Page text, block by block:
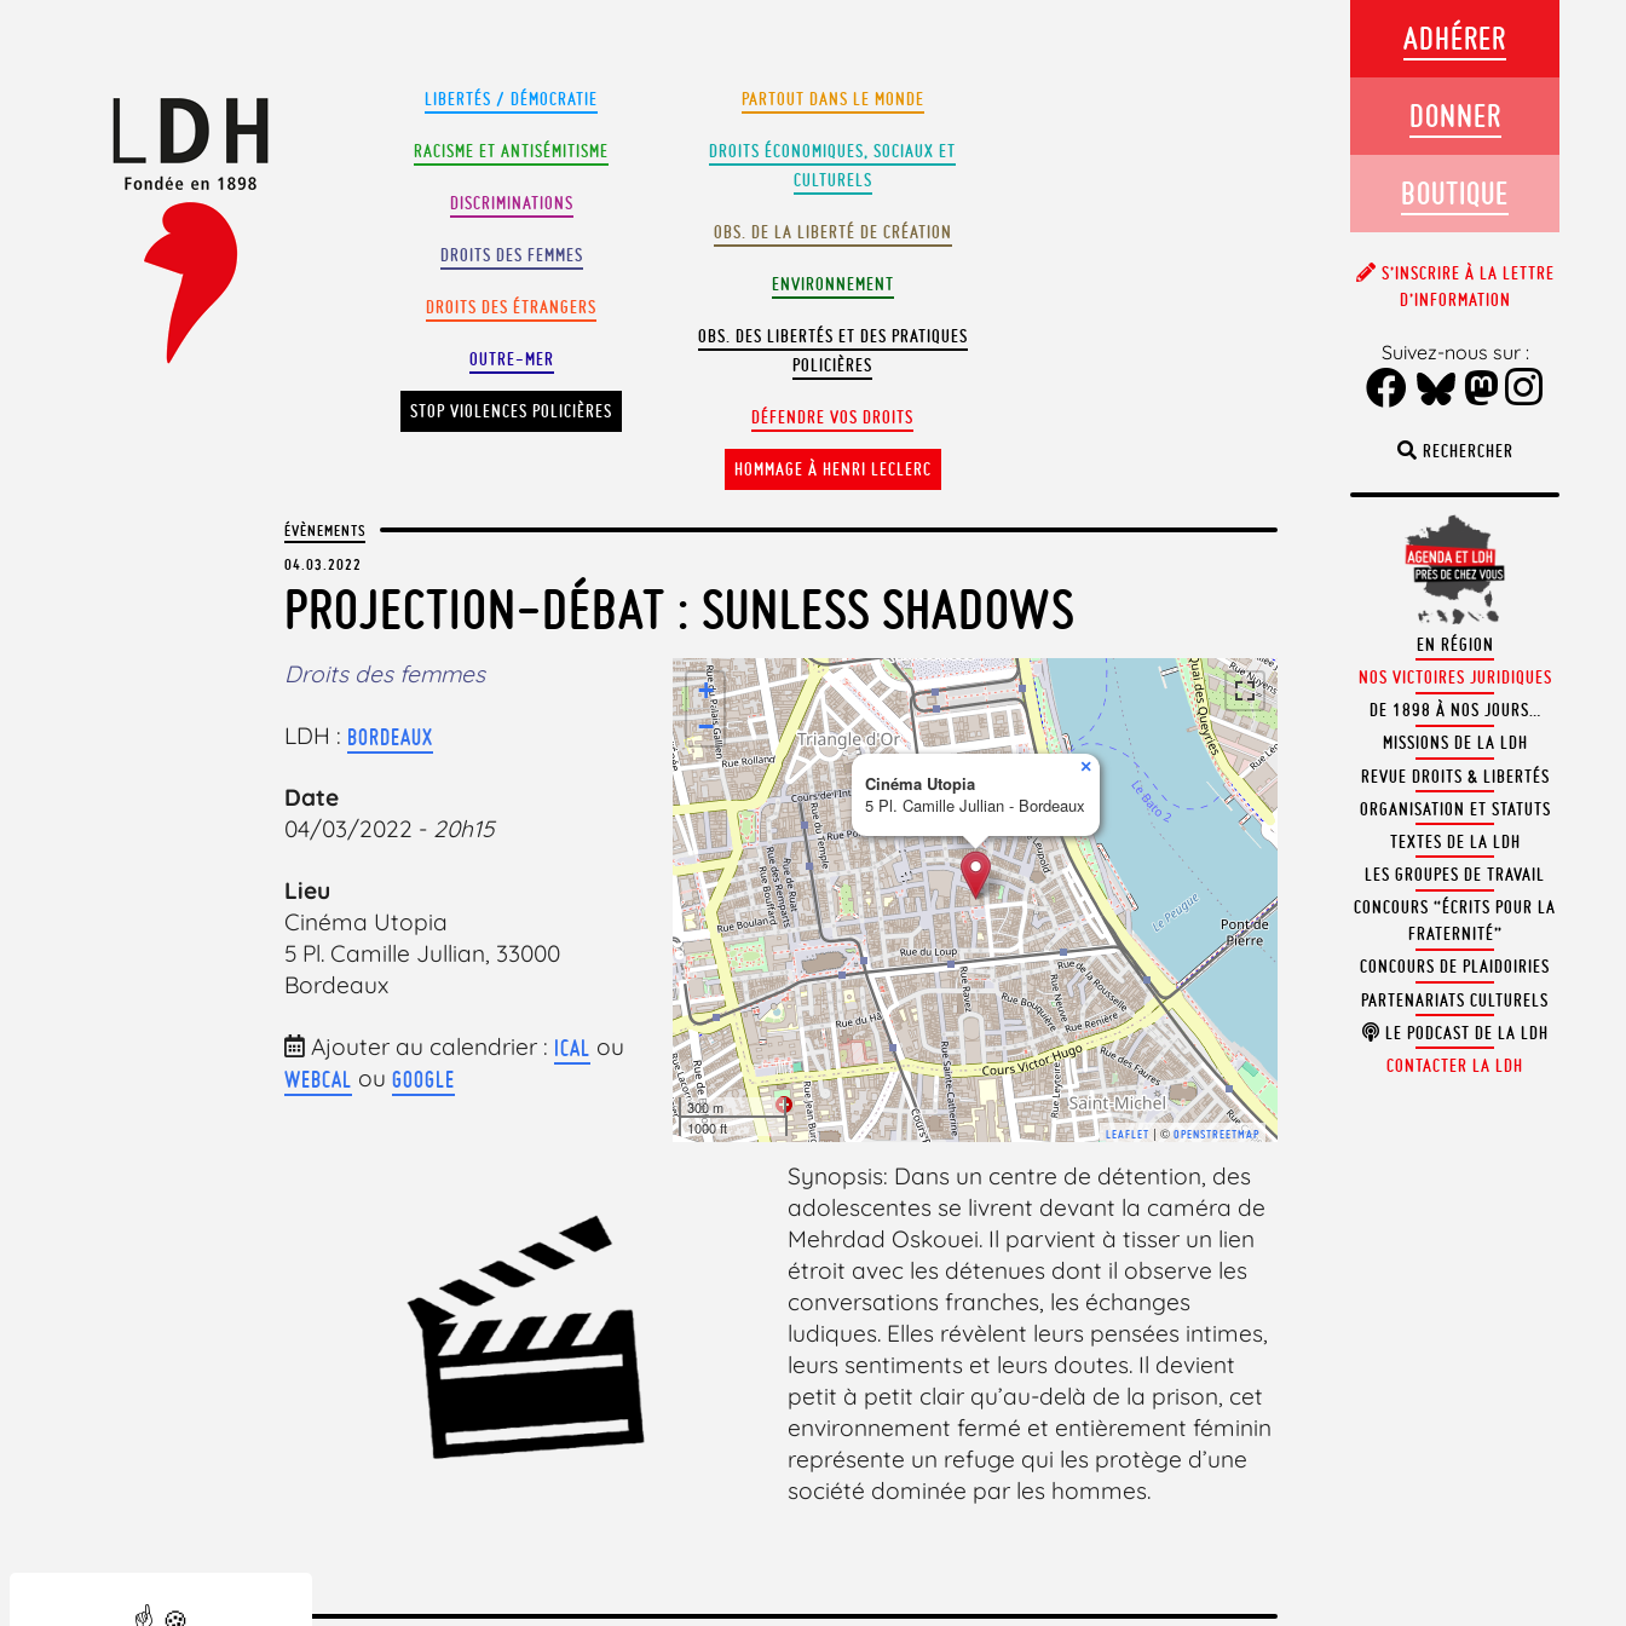
LIBERTÉS / DÉMOCRATIE
RACISME ET ANTISÉMITISME
DISCRIMINATIONS
DROITS DES FEMMES
DROITS DES ÉTRANGERS
OUTRE-MER
STOP VIOLENCES POLICIÈRES
PARTOUT DANS LE MONDE
DROITS ÉCONOMIQUES, SOCIAUX ET
CULTURELS
OBS. DE LA LIBERTÉ DE CRÉATION
ENVIRONNEMENT
OBS. DES LIBERTÉS ET DES PRATIQUES
POLICIÈRES
DÉFENDRE VOS DROITS
HOMMAGE À HENRI LECLERC
ÉVÈNEMENTS
04.03.2022
PROJECTION-DÉBAT : SUNLESS SHADOWS
Cinéma Utopia
5 Pl. Camille Jullian - Bordeaux
×
+
−
300 m
1000 ft
LEAFLET | ©OPENSTREETMAP
Droits des femmes
LDH : BORDEAUX
Date
04/03/2022 - 20h15
Lieu
Cinéma Utopia
5 Pl. Camille Jullian, 33000
Bordeaux
Ajouter au calendrier : ICAL ou
WEBCAL ouGOOGLE
Synopsis: Dans un centre de détention, des
adolescentes se livrent devant la caméra de
Mehrdad Oskouei. Il parvient à tisser un lien
étroit avec les détenues dont il observe les
conversations franches, les échanges
ludiques. Elles révèlent leurs pensées intimes,
leurs sentiments et leurs doutes. Il devient
petit à petit clair qu’au-delà de la prison, cet
environnement fermé et entièrement féminin
représente un refuge qui les protège d’une
société dominée par les hommes.
RECHERCHER
EN RÉGION
NOS VICTOIRES JURIDIQUES
DE 1898 À NOS JOURS…
MISSIONS DE LA LDH
REVUE DROITS & LIBERTÉS
ORGANISATION ET STATUTS
TEXTES DE LA LDH
LES GROUPES DE TRAVAIL
CONCOURS “ÉCRITS POUR LA
FRATERNITÉ”
CONCOURS DE PLAIDOIRIES
PARTENARIATS CULTURELS
LE PODCAST DE LA LDH
CONTACTER LA LDH
ADHÉRER
DONNER
BOUTIQUE
S’INSCRIRE À LA LETTRE
D’INFORMATION
Suivez-nous sur :